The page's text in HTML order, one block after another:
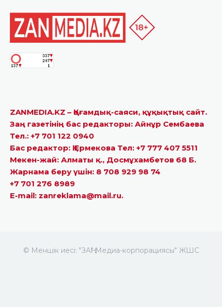
ZANMEDIA.KZ – Қоғамдық-саяси, құқықтық сайт.
Заң газетінің бас редакторы: Айнұр Сембаева
Тел.: +7 701 122 0940
Бас редактор: Қ.Ермекова Тел: +7 777 407 5511
Мекен-жай: Алматы қ., Досмұхамбетов 68 Б.
Жарнама беру үшін: 8 708 929 98 74
+7 701 276 8989
E-mail: zanreklama@mail.ru.
© Меншік иесі: "ЗАҢ" Медиа-корпорациясы" ЖШС